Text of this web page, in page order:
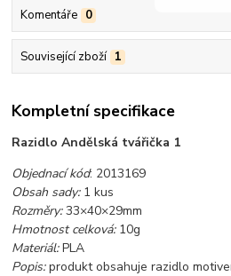
Komentáře 0
Související zboží 1
Kompletní specifikace
Razidlo Andělská tvářička 1
Objednací kód: 2013169
Obsah sady:1 kus
Rozměry:33×40×29mm
Hmotnost celková:10g
Materiál:PLA
Popis:produkt obsahuje razidlo